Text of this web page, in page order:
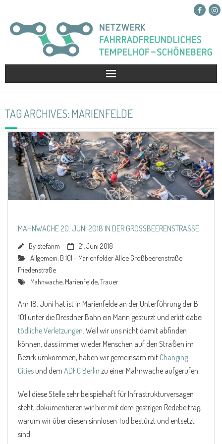
Netzwerk
Projekte
Presse
Kontakt
Spenden
TAG ARCHIVES: MARIENFELDE
MAHNWACHE 20. JUNI 2018 IN DER GROSSBEERENSTRASSE
By stefanm
21. Juni 2018
Allgemein, B 101 - Marienfelder Allee Großbeerenstraße
Friedenstraße
Mahnwache, Marienfelde,Trauer
Am 18. Juni hat ist in Marienfelde an der Unterführung der B
101 unter die Dresdner Bahn ein Mann gestürzt und erlitt dabei
tödliche Verletzungen. Weil wir uns nicht damit abfinden
können, dass immer wieder Menschen auf den Straßen im
Bezirk umkommen, haben wir gemeinsam mit Changing
Cities und dem ADFC Berlin zu einer Mahnwache aufgerufen.
Weil diese Stelle sehr beispielhaft für Infrastrukturversagen
steht, dokumentieren wir hier mit dem gestrigen Redebeitrag,
warum wir über diesen sinnlosen Tod bestürzt und entsetzt
sind.